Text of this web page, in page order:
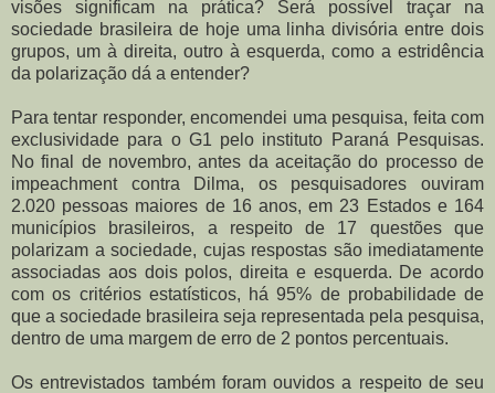
visões significam na prática? Será possível traçar na
sociedade brasileira de hoje uma linha divisória entre dois
grupos, um à direita, outro à esquerda, como a estridência
da polarização dá a entender?
Para tentar responder, encomendei uma pesquisa, feita com
exclusividade para o G1 pelo instituto Paraná Pesquisas.
No final de novembro, antes da aceitação do processo de
impeachment contra Dilma, os pesquisadores ouviram
2.020 pessoas maiores de 16 anos, em 23 Estados e 164
municípios brasileiros, a respeito de 17 questões que
polarizam a sociedade, cujas respostas são imediatamente
associadas aos dois polos, direita e esquerda. De acordo
com os critérios estatísticos, há 95% de probabilidade de
que a sociedade brasileira seja representada pela pesquisa,
dentro de uma margem de erro de 2 pontos percentuais.
Os entrevistados também foram ouvidos a respeito de seu